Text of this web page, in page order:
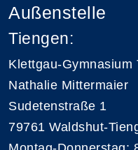
Außenstelle
Tiengen:
Klettgau-Gymnasium
Nathalie Mittermaier
Sudetenstraße 1
79761 Waldshut-